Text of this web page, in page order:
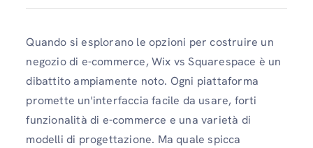
Quando si esplorano le opzioni per costruire un
negozio di e-commerce, Wix vs Squarespace è un
dibattito ampiamente noto. Ogni piattaforma
promette un'interfaccia facile da usare, forti
funzionalità di e-commerce e una varietà di
modelli di progettazione. Ma quale spicca